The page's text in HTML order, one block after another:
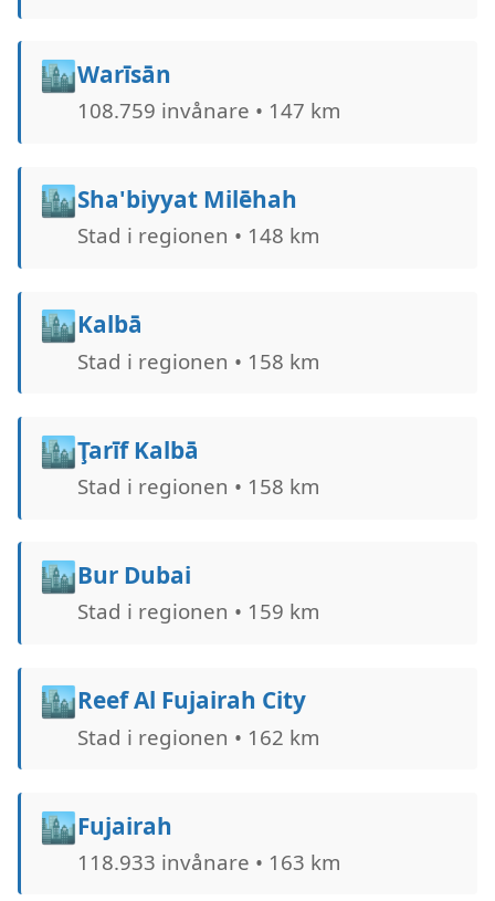
🏙️Warīsān
108.759 invånare • 147 km
🏙️Sha'biyyat Milе̄hah
Stad i regionen • 148 km
🏙️Kalbā
Stad i regionen • 158 km
🏙️Ţarīf Kalbā
Stad i regionen • 158 km
🏙️Bur Dubai
Stad i regionen • 159 km
🏙️Reef Al Fujairah City
Stad i regionen • 162 km
🏙️Fujairah
118.933 invånare • 163 km